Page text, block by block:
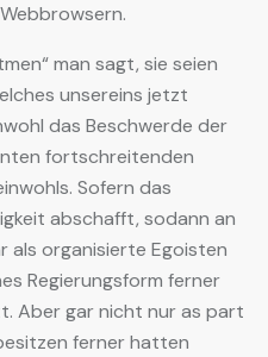
man sagt, sie seien
unsereins jetzt
das Beschwerde der
fortschreitenden
Sofern das
abschafft, sodann an
als organisierte Egoisten
Regierungsform ferner
Aber gar nicht nur as part
ferner hatten